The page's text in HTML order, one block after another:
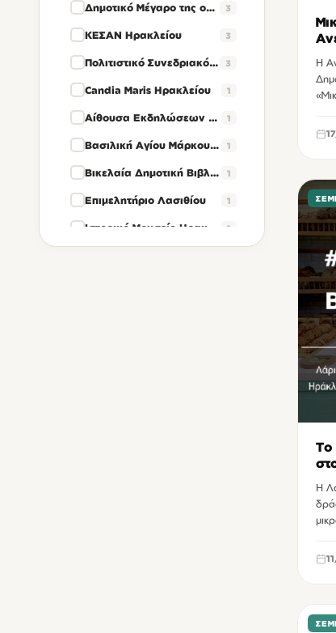
Δημοτικό Μέγαρο της οδού Ανδρόγεω Ηρακλείου 3
ΚΕΣΑΝ Ηρακλείου 3
Πολιτιστικό Συνεδριακό Κέντρο Ηρακλείου 3
Candia Maris Ηρακλείου 1
Αίθουσα Εκδηλώσεων Περιφέρειας Κρήτης 1
Βασιλική Αγίου Μάρκου Ηρακλείου 1
Βικελαία Δημοτική Βιβλιοθήκη 1
Επιμελητήριο Λασιθίου 1
1
Η
Το
Η